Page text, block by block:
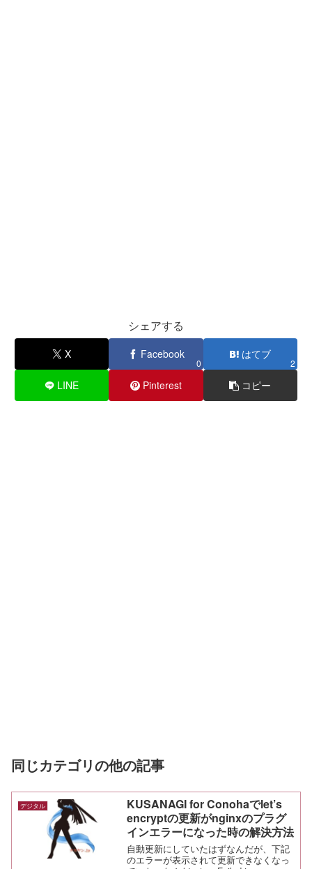
シェアする
X Facebook
0
はてブ
2
LINE Pinterest コピー
同じカテゴリの他の記事
デジタル
KUSANAGI for Conohaでlet’s
encryptの更新がnginxのプラグ
インエラーになった時の解決方法
自動更新にしていたはずなんだが、下記
のエラーが表示されて更新できなくなっ